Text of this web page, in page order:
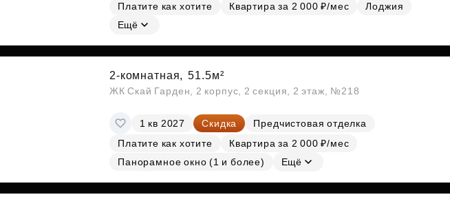
Платите как хотите
Квартира за 2 000 ₽/мес
Лоджия
Ещё
2-комнатная, 51.5м²
ЖК Скай Гарден, 2 корпус, 2 секция, 2 этаж, №218
1 кв 2027 Скидка
Предчистовая отделка
Платите как хотите
Квартира за 2 000 ₽/мес
Панорамное окно (1 и более)
Ещё